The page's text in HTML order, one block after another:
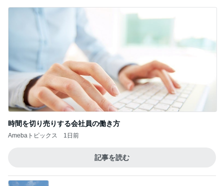
時間を切り売りする会社員の働き方
Amebaトピックス 1日前
記事を読む